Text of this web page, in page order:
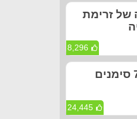
של זרימת
8,296
חשוב להכיר: 7 סימנים
24,445